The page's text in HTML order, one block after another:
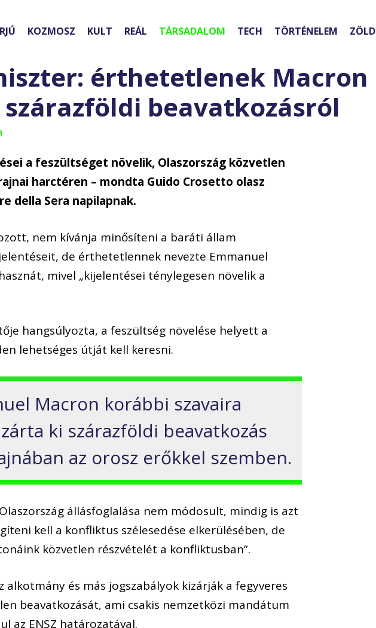
KOZMOSZ KULT REÁL TÁRSADALOM TECH TÖRTÉNELEM ZÖLD
érthetetlenek Macron
beavatkozásról
a feszültséget növelik, Olaszország közvetlen
harctéren – mondta Guido Crosetto olasz
della Sera napilapnak.
nem kívánja minősíteni a baráti állam
de érthetetlennek nevezte Emmanuel
mivel „kijelentései ténylegesen növelik a
hangsúlyozta, a feszültség növelése helyett a
lehetséges útját kell keresni.
Macron korábbi szavaira
ki szárazföldi beavatkozás
az orosz erőkkel szemben.
állásfoglalása nem módosult, mindig is azt
kell a konfliktus szélesedése elkerülésében, de
közvetlen részvételét a konfliktusban”.
alkotmány és más jogszabályok kizárják a fegyveres
beavatkozását, ami csakis nemzetközi mandátum
az ENSZ határozatával.